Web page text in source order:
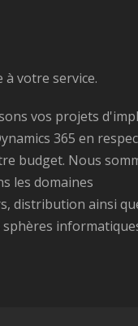
votre service.
vos projets
365 en
budget. Nous
les domaines
distribution ainsi